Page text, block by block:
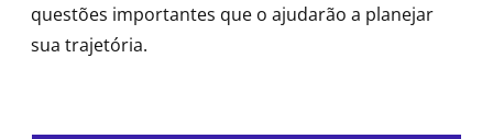
questões importantes que o ajudarão a planejar
sua trajetória.